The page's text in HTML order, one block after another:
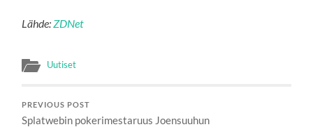
Lähde: ZDNet
Uutiset
PREVIOUS POST
Splatwebin pokerimestaruus Joensuuhun